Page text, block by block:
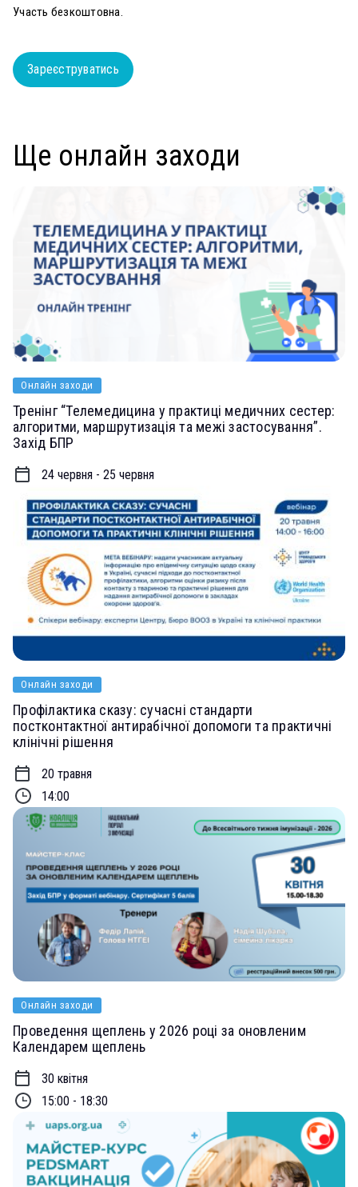
Участь безкоштовна.
Зареєструватись
Ще онлайн заходи
Онлайн заходи
Тренінг “Телемедицина у практиці медичних сестер:
алгоритми, маршрутизація та межі застосування”.
Захід БПР
24 червня - 25 червня
Онлайн заходи
Профілактика сказу: сучасні стандарти
постконтактної антирабічної допомоги та практичні
клінічні рішення
20 травня
14:00
Онлайн заходи
Проведення щеплень у 2026 році за оновленим
Календарем щеплень
30 квітня
15:00 - 18:30